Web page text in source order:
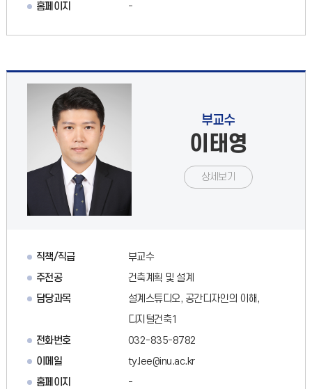
홈페이지
-
부교수
이태영
상세보기
직책/직급
부교수
주전공
건축계획 및 설계
담당과목
설계스튜디오, 공간디자인의 이해,
디지털건축1
전화번호
032-835-8782
이메일
ty.lee@inu.ac.kr
홈페이지
-